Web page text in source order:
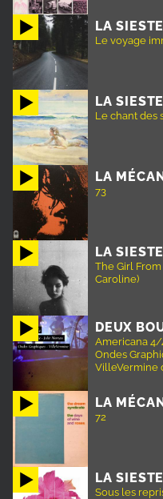
LA SIESTE
Le voyage
LA SIESTE
Le chant des
LA
73
LA SIESTE
The Girl
Caroline)
DEUX
Americana
Ondes
VilleVermine
LA
72
LA SIESTE
Sous les